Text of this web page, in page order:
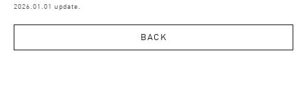
2026.01.01 update.
BACK